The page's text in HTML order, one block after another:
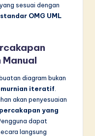
yang sesuai dengan
standar OMG UML
diagram bukan
iteratif
akan penyesuaian
percakapan yang
dapat
langsung